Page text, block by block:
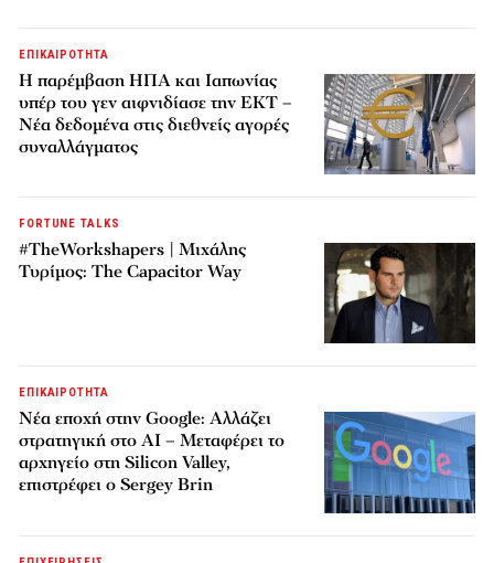
ΕΠΙΚΑΙΡΟΤΗΤΑ
Η παρέμβαση ΗΠΑ και Ιαπωνίας
υπέρ του γεν αιφνιδίασε την ΕΚΤ –
Νέα δεδομένα στις διεθνείς αγορές
συναλλάγματος
FORTUNE TALKS
#TheWorkshapers | Μιχάλης
Τυρίμος: The Capacitor Way
ΕΠΙΚΑΙΡΟΤΗΤΑ
Νέα εποχή στην Google: Αλλάζει
στρατηγική στο AI – Μεταφέρει το
αρχηγείο στη Silicon Valley,
επιστρέφει ο Sergey Brin